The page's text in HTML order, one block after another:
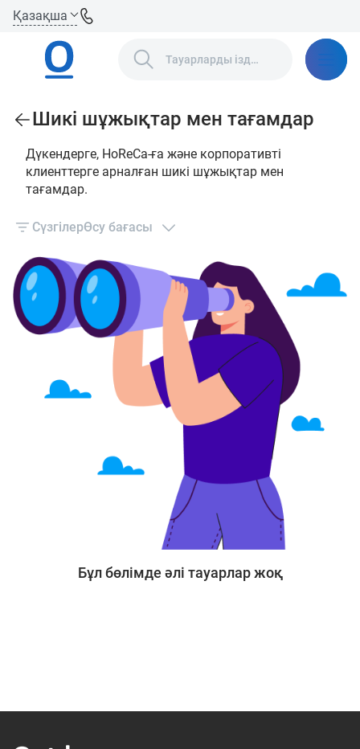
Қазақша
Шикі шұжықтар мен тағамдар
Дүкендерге, HoReCa-ға және корпоративті
клиенттерге арналған шикі шұжықтар мен
тағамдар.
СүзгілерӨсу бағасы
Бұл бөлімде әлі тауарлар жоқ